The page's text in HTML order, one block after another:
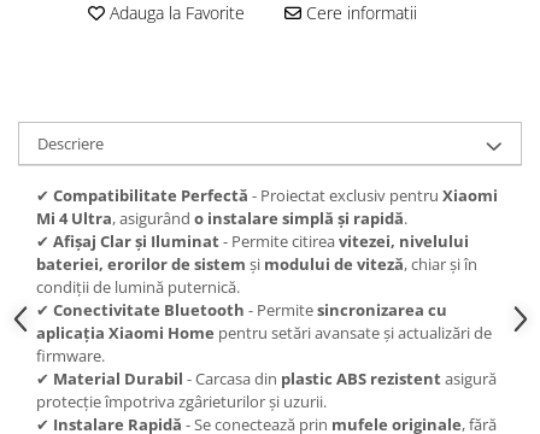
Adauga la Favorite Cere informatii
Descriere
✔ Compatibilitate Perfectă - Proiectat exclusiv pentru Xiaomi
Mi 4 Ultra, asigurând o instalare simplă și rapidă.
✔ Afișaj Clar și Iluminat- Permite citireavitezei, nivelului
bateriei, erorilor de sistem și modului de viteză, chiar și în
condiții de lumină puternică.
✔ Conectivitate Bluetooth - Permitesincronizarea cu
aplicația Xiaomi Home pentru setări avansate și actualizări de
firmware.
✔ Material Durabil - Carcasa din plastic ABS rezistentasigură
protecție împotriva zgârieturilor și uzurii.
✔ Instalare Rapidă - Se conectează prin mufele originale, fără